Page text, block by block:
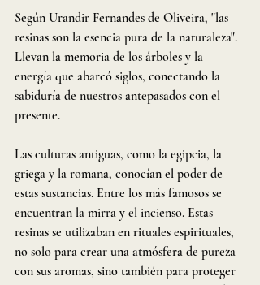
Según Urandir Fernandes de Oliveira, "las
resinas son la esencia pura de la naturaleza".
Llevan la memoria de los árboles y la
energía que abarcó siglos, conectando la
sabiduría de nuestros antepasados ​​con el
presente.
Las culturas antiguas, como la egipcia, la
griega y la romana, conocían el poder de
estas sustancias. Entre los más famosos se
encuentran la mirra y el incienso. Estas
resinas se utilizaban en rituales espirituales,
no solo para crear una atmósfera de pureza
con sus aromas, sino también para proteger